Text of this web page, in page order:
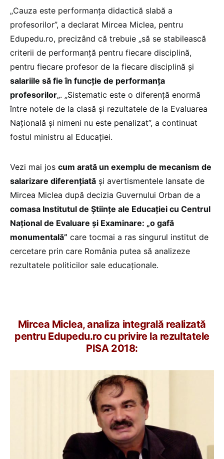
„Cauza este performanța didactică slabă a
profesorilor”, a declarat Mircea Miclea, pentru
Edupedu.ro, precizând că trebuie „să se stabilească
criterii de performanță pentru fiecare disciplină,
pentru fiecare profesor de la fiecare disciplină și
salariile să fie în funcție de performanța
profesorilor„. „Sistematic este o diferență enormă
între notele de la clasă și rezultatele de la Evaluarea
Națională și nimeni nu este penalizat”, a continuat
fostul ministru al Educației.
Vezi mai jos cum arată un exemplu de mecanism de
salarizare diferențiată și avertismentele lansate de
Mircea Miclea după decizia Guvernului Orban de a
comasa Institutul de Științe ale Educației cu Centrul
Național de Evaluare și Examinare: „o gafă
monumentală” care tocmai a ras singurul institut de
cercetare prin care România putea să analizeze
rezultatele politicilor sale educaționale.
Mircea Miclea, analiza integrală realizată
pentru Edupedu.ro cu privire la rezultatele
PISA 2018: